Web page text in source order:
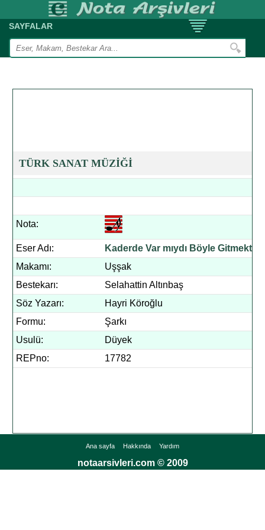
SAYFALAR
TÜRK SANAT MÜZİĞİ
Nota:
Eser Adı:
Kaderde Var mıydı Böyle Gitmekte
Makamı:
Uşşak
Bestekarı:
Selahattin Altınbaş
Söz Yazarı:
Hayri Köroğlu
Formu:
Şarkı
Usulü:
Düyek
REPno:
17782
Ana sayfa Hakkında Yardım
notaarsivleri.com © 2009